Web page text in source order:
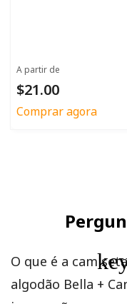
A partir de
$21.00
Comprar agora
O que é a
algodão Bella +